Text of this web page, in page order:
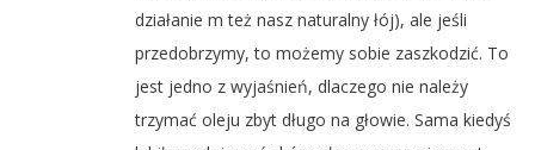
działanie m też nasz naturalny łój), ale jeśli
przedobrzymy, to możemy sobie zaszkodzić. To
jest jedno z wyjaśnień, dlaczego nie należy
trzymać oleju zbyt długo na głowie. Sama kiedyś